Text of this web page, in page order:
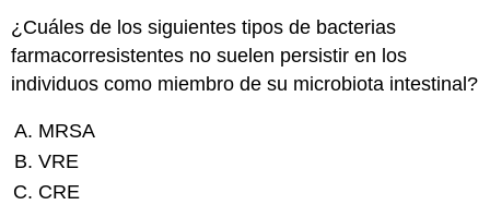
¿Cuáles de los siguientes tipos de bacterias
farmacorresistentes no suelen persistir en los
individuos como miembro de su microbiota intestinal?
MRSA
VRE
CRE